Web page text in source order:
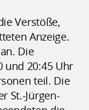
Verstöße,
Anzeige.
Die
und 20:45 Uhr
teil. Die
St.-Jürgen-